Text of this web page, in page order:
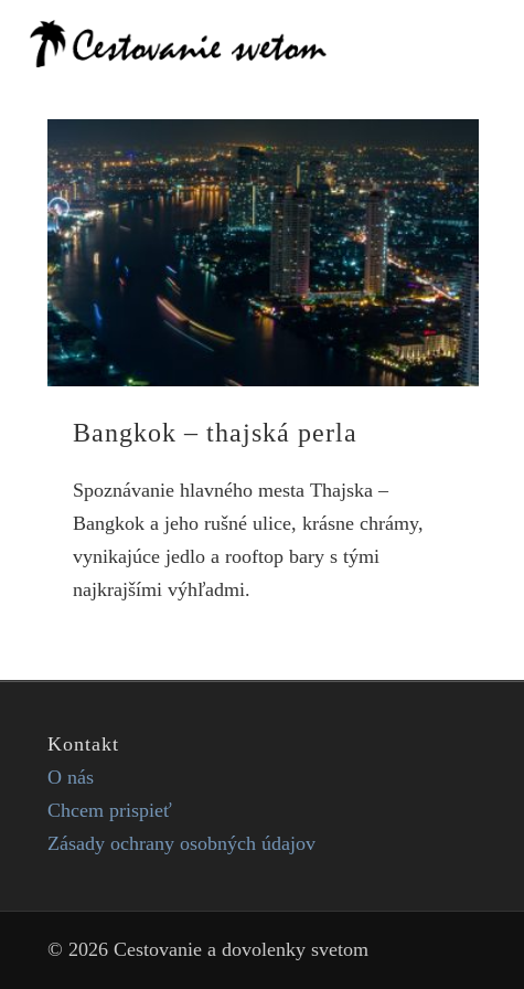
Bangkok – thajská perla
Spoznávanie hlavného mesta Thajska –
Bangkok a jeho rušné ulice, krásne chrámy,
vynikajúce jedlo a rooftop bary s tými
najkrajšími výhľadmi.
Kontakt
O nás
Chcem prispieť
Zásady ochrany osobných údajov
© 2026 Cestovanie a dovolenky svetom